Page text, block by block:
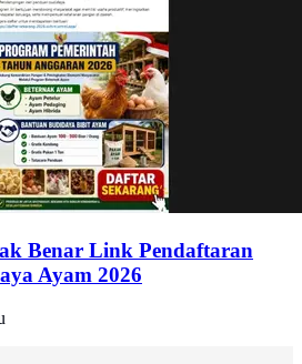
Benar Link Pendaftaran
Ayam 2026